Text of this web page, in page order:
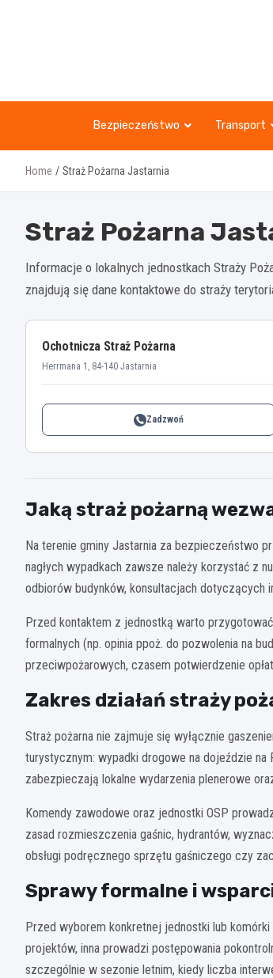
Bezpieczeństwo Transport
Home Straż Pożarna Jastarnia
Straż Pożarna
Informacje o lokalnych jednostkach Straży
znajdują się dane kontaktowe do straży
Ochotnicza Straż Pożarna
Herrmana 1, 84-140 Jastarnia
Zadzwoń
Jaką straż pożarną
Na terenie gminy Jastarnia za bezpieczeństwo
nagłych wypadkach zawsze należy korzystać z
odbiorów budynków, konsultacjach
Przed kontaktem z jednostką warto
formalnych (np. opinia ppoż. do pozwolenia na
przeciwpożarowych, czasem potwierdzenie
Zakres działań straży
Straż pożarna nie zajmuje się wyłącznie
turystycznym: wypadki drogowe na dojeździe
zabezpieczają lokalne wydarzenia plenerowe
Komendy zawodowe oraz jednostki OSP
zasad rozmieszczenia gaśnic, hydrantów,
obsługi podręcznego sprzętu gaśniczego czy
Sprawy formalne i
Przed wyborem konkretnej jednostki lub
projektów, inna prowadzi postępowania
szczególnie w sezonie letnim, kiedy liczba